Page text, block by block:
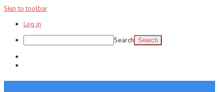
Skip to toolbar
Log in
Search